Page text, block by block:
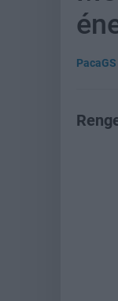
PacaGS